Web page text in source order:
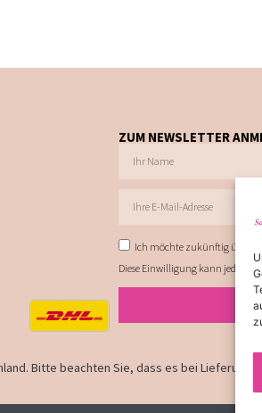
ZUM NEWSLETTER
Ich möchte zukünftig über
Diese Einwilligung kann jederzeit
Bitte beachten Sie, dass es bei